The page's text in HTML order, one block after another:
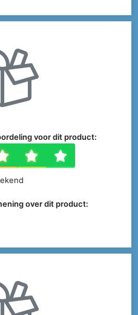
voor dit product:
4
3 sterren
sterren
over dit product: